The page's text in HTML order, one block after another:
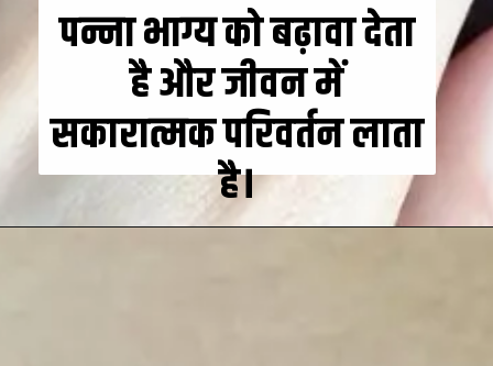
पन्ना भाग्य को बढ़ावा देता
है और जीवन में
सकारात्मक परिवर्तन लाता
है।